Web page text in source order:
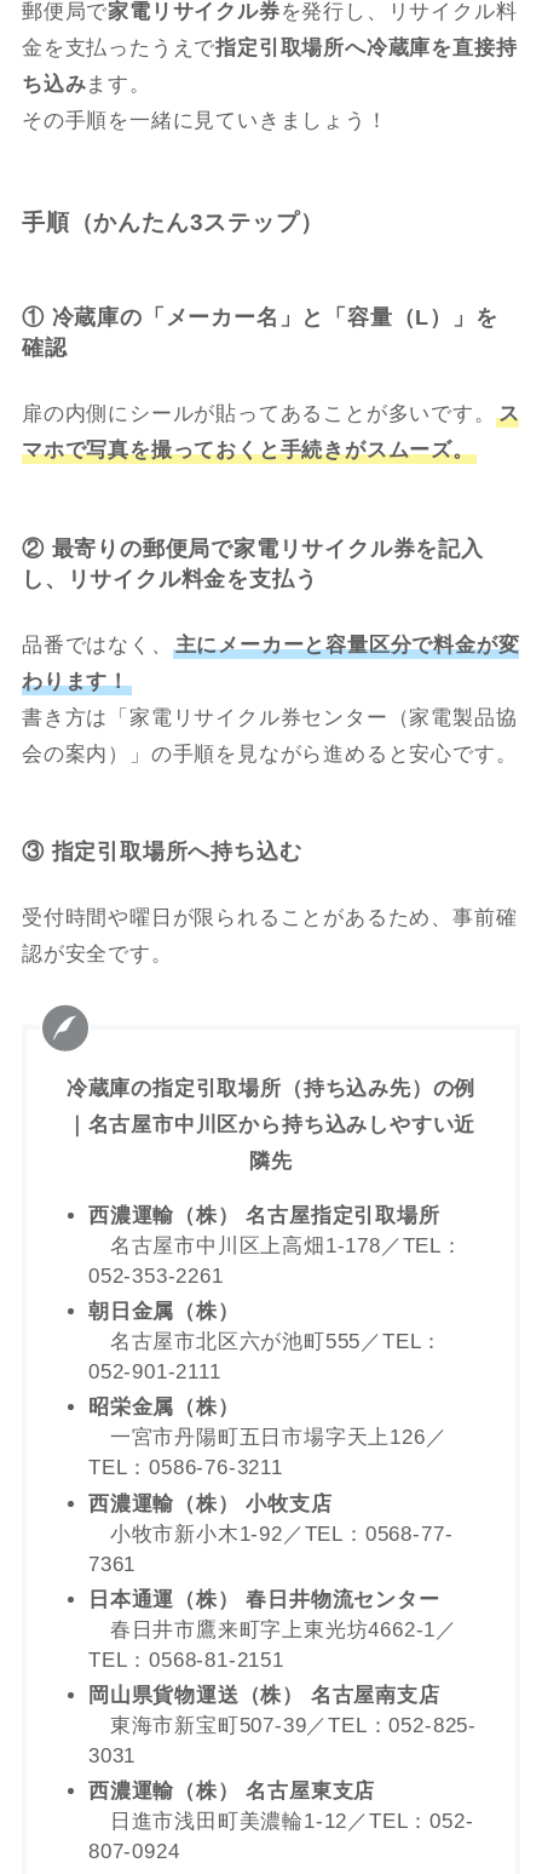
郵便局で家電リサイクル券を発行し、リサイクル料
金を支払ったうえで指定引取場所へ冷蔵庫を直接持
ち込み ます。
その手順を一緒に見ていきましょう！
手順（かんたん3ステップ）
① 冷蔵庫の「メーカー名」と「容量（L）」を
確認
扉の内側にシールが貼ってあることが多いです。
ス
マホで写真を撮っておくと手続きがスムーズ。
② 最寄りの郵便局で家電リサイクル券を記入
し、リサイクル料金を支払う
品番ではなく、
主にメーカーと容量区分で料金が変
わります！
書き方は「家電リサイクル券センター（家電製品協
会の案内）」の手順を見ながら進めると安心です。
③ 指定引取場所へ持ち込む
受付時間や曜日が限られることがあるため、事前確
認が安全です。
冷蔵庫の指定引取場所（持ち込み先）の例
｜名古屋市中川区から持ち込みしやすい近
隣先
西濃運輸（株） 名古屋指定引取場所
名古屋市中川区上高畑1-178／TEL：
052-353-2261
朝日金属（株）
名古屋市北区六が池町555／TEL：
052-901-2111
昭栄金属（株）
一宮市丹陽町五日市場字天上126／
TEL：0586-76-3211
西濃運輸（株） 小牧支店
小牧市新小木1-92／TEL：0568-77-
7361
日本通運（株） 春日井物流センター
春日井市鷹来町字上東光坊4662-1／
TEL：0568-81-2151
岡山県貨物運送（株） 名古屋南支店
東海市新宝町507-39／TEL：052-825-
3031
西濃運輸（株） 名古屋東支店
日進市浅田町美濃輪1-12／TEL：052-
807-0924